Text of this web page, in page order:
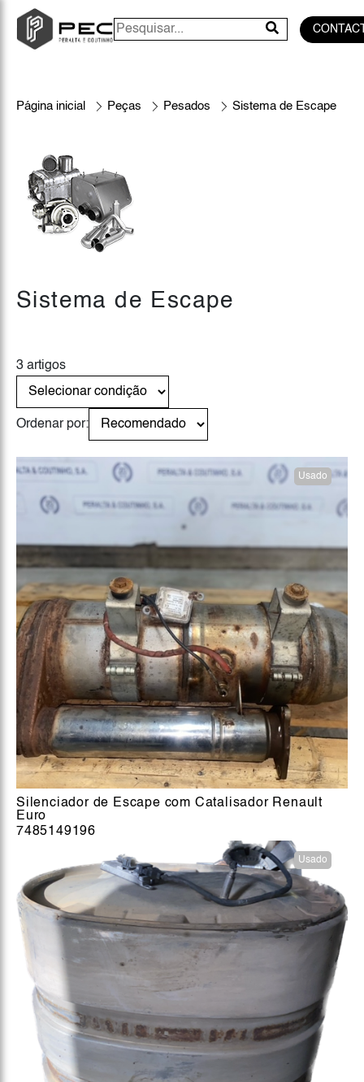
Página inicial Peças Pesados Sistema de Escape
Sistema de Escape
3 artigos
Ordenar por:
Usado
Silenciador de Escape com Catalisador Renault
Euro
7485149196
Usado